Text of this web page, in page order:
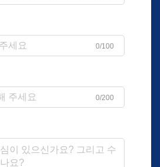
0/100
0/200